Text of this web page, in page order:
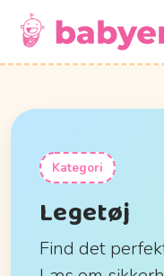
Kategori
Legetøj
Find det